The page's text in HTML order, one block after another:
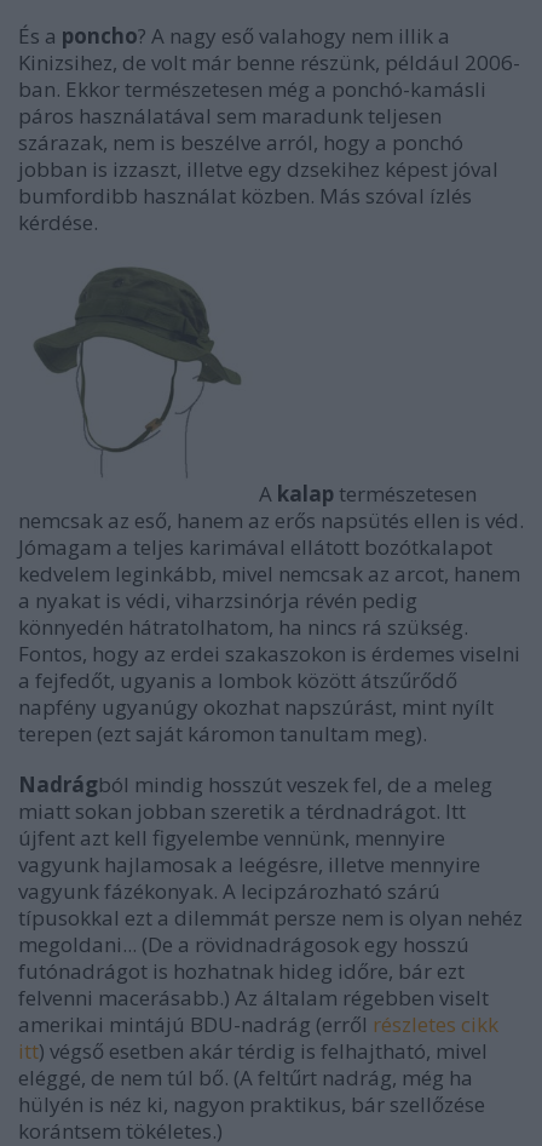
És a poncho? A nagy eső valahogy nem illik a
Kinizsihez, de volt már benne részünk, például 2006-
ban. Ekkor természetesen még a ponchó-kamásli
páros használatával sem maradunk teljesen
szárazak, nem is beszélve arról, hogy a ponchó
jobban is izzaszt, illetve egy dzsekihez képest jóval
bumfordibb használat közben. Más szóval ízlés
kérdése.
A kalap természetesen
nemcsak az eső, hanem az erős napsütés ellen is véd.
Jómagam a teljes karimával ellátott bozótkalapot
kedvelem leginkább, mivel nemcsak az arcot, hanem
a nyakat is védi, viharzsinórja révén pedig
könnyedén hátratolhatom, ha nincs rá szükség.
Fontos, hogy az erdei szakaszokon is érdemes viselni
a fejfedőt, ugyanis a lombok között átszűrődő
napfény ugyanúgy okozhat napszúrást, mint nyílt
terepen (ezt saját káromon tanultam meg).
Nadrágból mindig hosszút veszek fel, de a meleg
miatt sokan jobban szeretik a térdnadrágot. Itt
újfent azt kell figyelembe vennünk, mennyire
vagyunk hajlamosak a leégésre, illetve mennyire
vagyunk fázékonyak. A lecipzározható szárú
típusokkal ezt a dilemmát persze nem is olyan nehéz
megoldani... (De a rövidnadrágosok egy hosszú
futónadrágot is hozhatnak hideg időre, bár ezt
felvenni macerásabb.) Az általam régebben viselt
amerikai mintájú BDU-nadrág (erről részletes cikk
itt) végső esetben akár térdig is felhajtható, mivel
eléggé, de nem túl bő. (A feltűrt nadrág, még ha
hülyén is néz ki, nagyon praktikus, bár szellőzése
korántsem tökéletes.)